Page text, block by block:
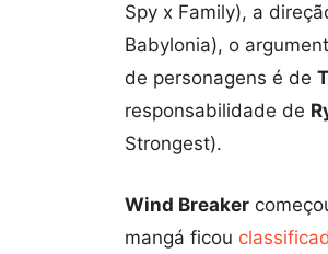
Spy x Family), a
Babylonia), o
de personagens é de
responsabilidade de
Strongest).
Wind Breaker
mangá ficou